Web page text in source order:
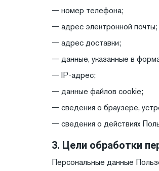
— номер телефона;
— адрес электронной почты;
— адрес доставки;
— данные, указанные в
— IP-адрес;
— данные файлов cookie;
— сведения о браузере,
— сведения о действиях
3. Цели обработки
Персональные данные